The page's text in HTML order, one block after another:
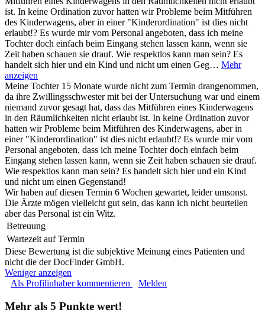
ist. In keine Ordination zuvor hatten wir Probleme beim Mitführen
des Kinderwagens, aber in einer "Kinderordination" ist dies nicht
erlaubt!? Es wurde mir vom Personal angeboten, dass ich meine
Tochter doch einfach beim Eingang stehen lassen kann, wenn sie
Zeit haben schauen sie drauf. Wie respektlos kann man sein? Es
handelt sich hier und ein Kind und nicht um einen Geg… Mehr
anzeigen
Meine Tochter 15 Monate wurde nicht zum Termin drangenommen,
da ihre Zwillingsschwester mit bei der Untersuchung war und einem
niemand zuvor gesagt hat, dass das Mitführen eines Kinderwagens
in den Räumlichkeiten nicht erlaubt ist. In keine Ordination zuvor
hatten wir Probleme beim Mitführen des Kinderwagens, aber in
einer "Kinderordination" ist dies nicht erlaubt!? Es wurde mir vom
Personal angeboten, dass ich meine Tochter doch einfach beim
Eingang stehen lassen kann, wenn sie Zeit haben schauen sie drauf.
Wie respektlos kann man sein? Es handelt sich hier und ein Kind
und nicht um einen Gegenstand!
Wir haben auf diesen Termin 6 Wochen gewartet, leider umsonst.
Die Ärzte mögen vielleicht gut sein, das kann ich nicht beurteilen
aber das Personal ist ein Witz.
Betreuung
Wartezeit auf Termin
Diese Bewertung ist die subjektive Meinung eines Patienten und
nicht die der DocFinder GmbH.
Weniger anzeigen
Als Profilinhaber kommentieren
Melden
Mehr als 5 Punkte wert!